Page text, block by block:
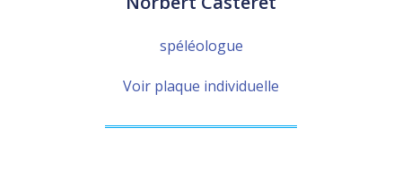
spéléologue
Voir plaque individuelle